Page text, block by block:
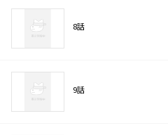
8話
9話